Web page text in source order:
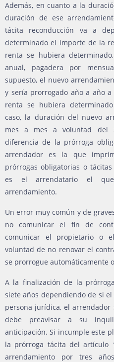
Además, en cuanto a la
duración de ese
tácita reconducción va a
determinado el importe de la
renta se hubiera
anual, pagadera por
supuesto, el nuevo
y sería prorrogado año a año
renta se hubiera
caso, la duración del nuevo
mes a mes a voluntad del
diferencia de la prórroga
arrendador es la que
prórrogas obligatorias o
es el arrendatario el
arrendamiento.
Un error muy común y de
no comunicar el fin de
comunicar el propietario o
voluntad de no renovar el
se prorrogue automáticamente
A la finalización de la
siete años dependiendo de si
persona jurídica, el
debe preavisar a su
anticipación. Si incumple este
la prórroga tácita del artículo
arrendamiento por tres